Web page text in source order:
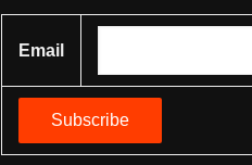
Email